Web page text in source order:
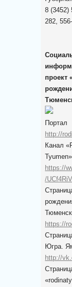
8 (3452)
282,
проект
Портал
http://
Канал
Tyumen»
https://
/
https://
Югра.
http://